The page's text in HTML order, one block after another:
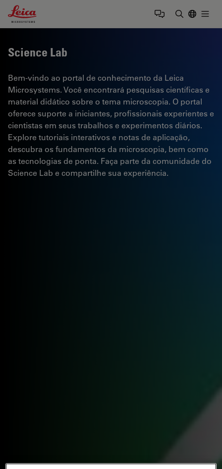
Leica Microsystems Logo
Science Lab
Bem-vindo ao portal de conhecimento da Leica
Microsystems. Você encontrará pesquisas científicas e
material didático sobre o tema microscopia. O portal
oferece suporte a iniciantes, profissionais experientes e
cientistas em seus trabalhos e experimentos diários.
Explore tutoriais interativos e notas de aplicação,
descubra os fundamentos da microscopia, bem como
as tecnologias de ponta. Faça parte da comunidade do
Science Lab e compartilhe sua experiência.